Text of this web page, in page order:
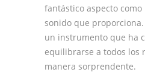
fantástico aspecto
sonido que
un instrumento que ha
equilibrarse a todos los
manera sorprendente.